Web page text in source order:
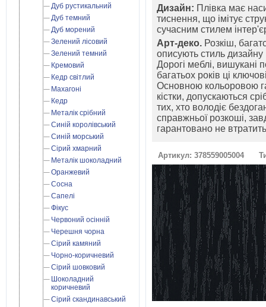
Дизайн: Плівка має
тиснення, що імітує
сучасним стилем
Арт-деко. Розкіш,
описують стиль дизайну
Дорогі меблі, вишукані
багатьох років ці
Основною кольоровою
кістки, допускаються
тих, хто володіє
справжньої розкоші,
гарантовано не
Артикул: 378559005004
Дуб рустикальний
Дуб темний
Дуб морений
Зелений лісовий
Зелений темний
Кремовий
Кедр світлий
Махагоні
Кедр
Металік срібний
Синій королівський
Синій морський
Сірий хмарний
Металік шоколадний
Оранжевий
Сосна
Сапелі
Фікус
Червоний осінній
Черешня чорна
Сірий камяний
Чорно-коричневий
Сірий шовковий
Шоколадний
коричневий
Сірий скандинавський